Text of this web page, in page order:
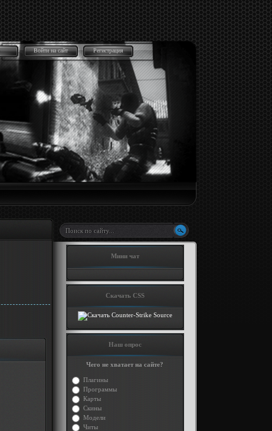
Войти на сайт Регистрация
Мини чат
Скачать CSS
Наш опрос
Чего не хватает на сайте?
Плагины
Программы
Карты
Скины
Модели
Читы